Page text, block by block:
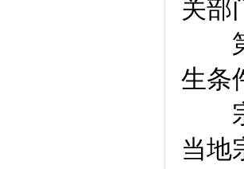
关部
第
生条
宗
当地